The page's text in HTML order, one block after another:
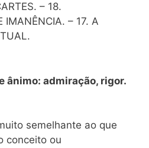
– 18.
IMANÊNCIA. – 17. A
ânimo: admiração, rigor.
semelhante ao que
conceito ou